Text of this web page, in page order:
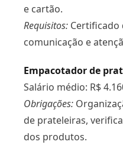
e cartão.
Requisitos: Certificado
comunicação e
Empacotador de
Salário médio: R$
Obrigações:
de prateleiras,
dos produtos.